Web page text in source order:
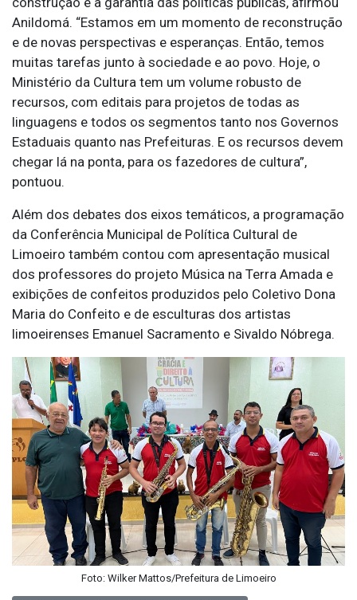
Anildomá. “Estamos em um momento de reconstrução
e de novas perspectivas e esperanças. Então, temos
muitas tarefas junto à sociedade e ao povo. Hoje, o
Ministério da Cultura tem um volume robusto de
recursos, com editais para projetos de todas as
linguagens e todos os segmentos tanto nos Governos
Estaduais quanto nas Prefeituras. E os recursos devem
chegar lá na ponta, para os fazedores de cultura”,
pontuou.
Além dos debates dos eixos temáticos, a programação
da Conferência Municipal de Política Cultural de
Limoeiro também contou com apresentação musical
dos professores do projeto Música na Terra Amada e
exibições de confeitos produzidos pelo Coletivo Dona
Maria do Confeito e de esculturas dos artistas
limoeirenses Emanuel Sacramento e Sivaldo Nóbrega.
Foto: Wilker Mattos/Prefeitura de Limoeiro